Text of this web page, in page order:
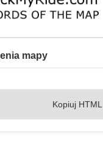
mapy
Kopiuj HTML